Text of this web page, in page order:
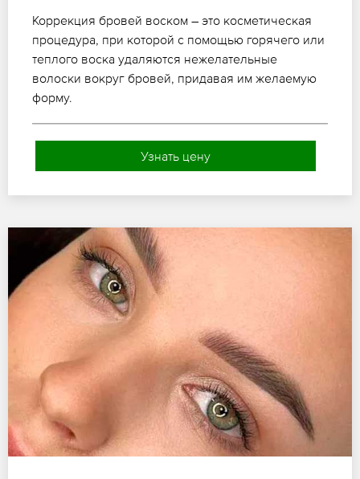
Коррекция бровей воском – это косметическая
процедура, при которой с помощью горячего или
теплого воска удаляются нежелательные
волоски вокруг бровей, придавая им желаемую
форму.
Узнать цену